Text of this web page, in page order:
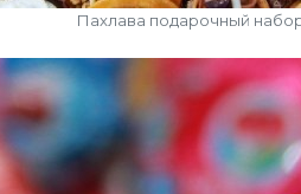
Пахлава подарочный